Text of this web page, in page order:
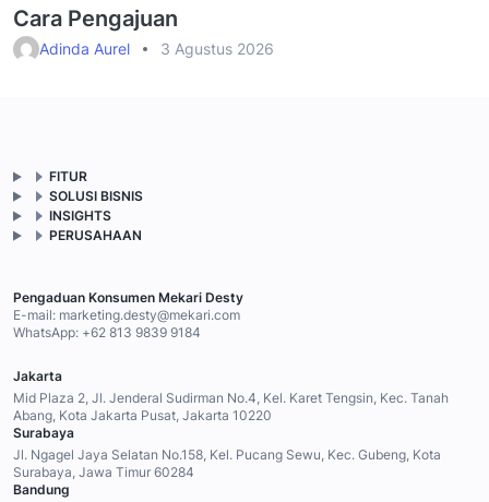
Cara Pengajuan
Adinda Aurel 3 Agustus 2026
FITUR
SOLUSI BISNIS
INSIGHTS
PERUSAHAAN
Pengaduan Konsumen Mekari Desty
E-mail: marketing.desty@mekari.com
WhatsApp: +62 813 9839 9184
Jakarta
Mid Plaza 2, Jl. Jenderal Sudirman No.4, Kel. Karet Tengsin, Kec. Tanah
Abang, Kota Jakarta Pusat, Jakarta 10220
Surabaya
Jl. Ngagel Jaya Selatan No.158, Kel. Pucang Sewu, Kec. Gubeng, Kota
Surabaya, Jawa Timur 60284
Bandung